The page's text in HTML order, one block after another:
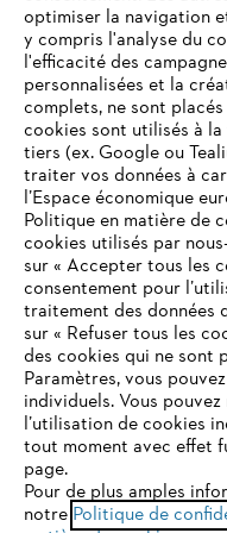
L'Entreprise
STIHL FAQ
Contact
Politique de protection
Mentions légales
VOTRE
N'EST PLUS
Vous utilisez un
en charge, et certaines
peuvent fonctionner
optimale de notre site,
l'un des navigateurs
optimiser la navigation
y compris l'analyse du
l'efficacité des
personnalisées et la
complets, ne sont
cookies sont utilisés à
tiers (ex. Google ou
traiter vos données à
l’Espace économique
Politique en matière de
cookies utilisés par
sur « Accepter tous les
consentement pour
traitement des données
sur « Refuser tous les
des cookies qui ne sont
Paramètres, vous
individuels. Vous
l’utilisation de cookies
tout moment avec effet
page.
Pour de plus amples
notre Politique de